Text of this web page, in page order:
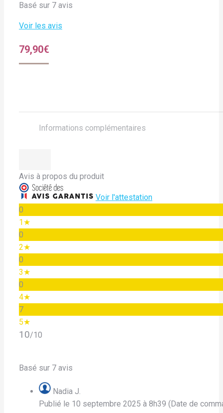
Basé sur 7 avis
Voir les avis
79,90€
Informations complémentaires
Avis à propos du produit
Voir l'attestation
0
1★
0
2★
0
3★
0
4★
7
5★
10/10
Basé sur 7 avis
Nadia J.
Publié le 10 septembre 2025 à 8h39 (Date de